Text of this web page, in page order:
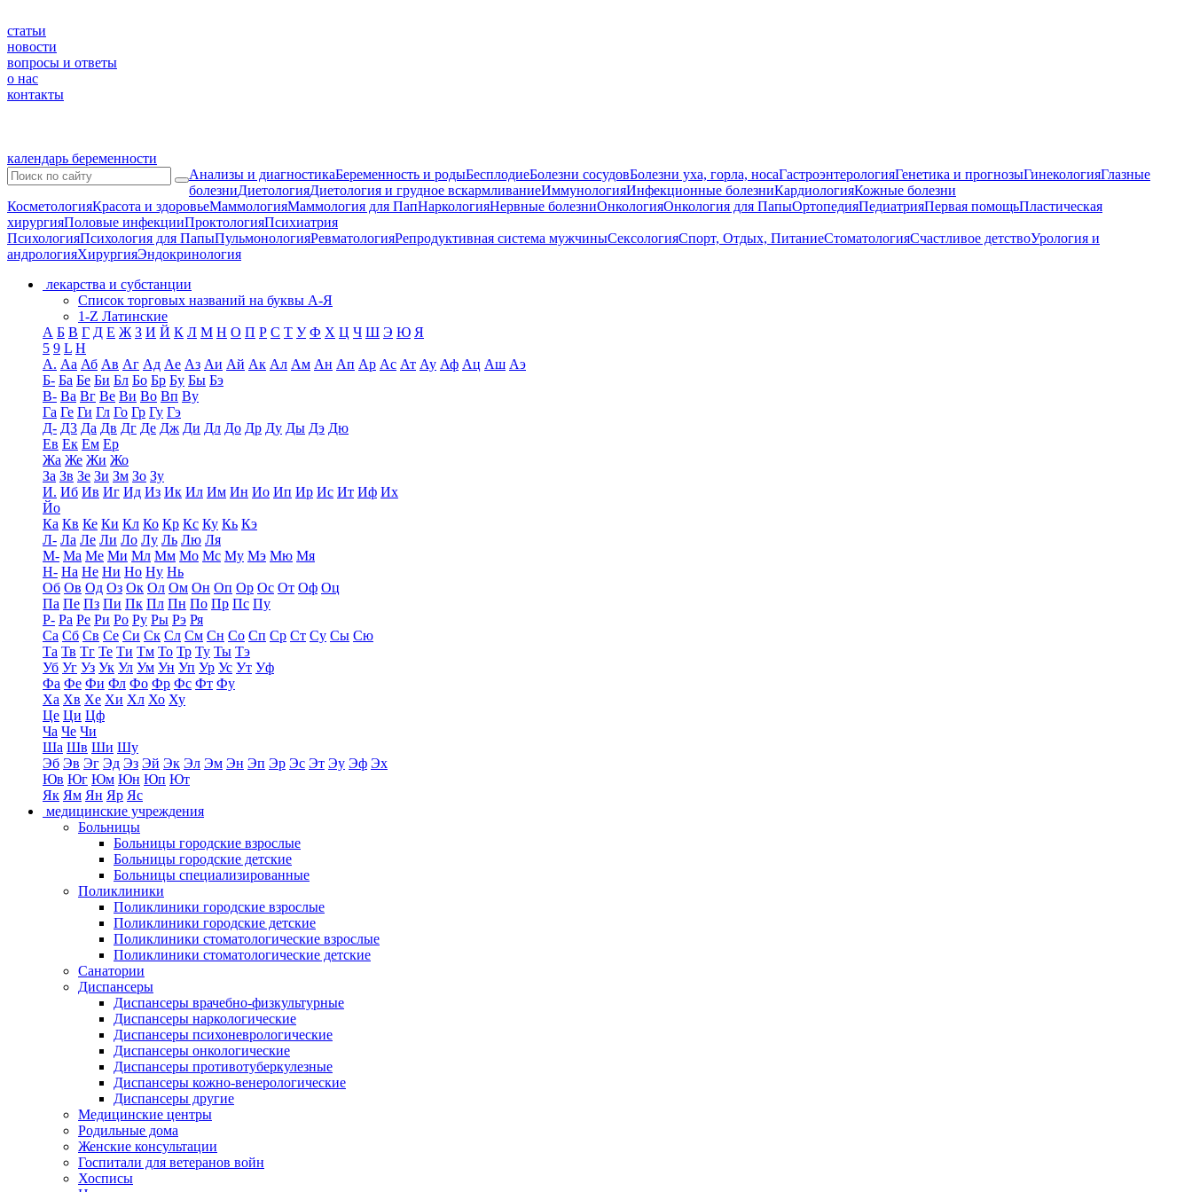
статьи
новости
вопросы и ответы
о нас
контакты
календарь беременности
Анализы и диагностикаБеременность и родыБесплодиеБолезни сосудовБолезни уха, горла, носаГастроэнтерологияГенетика и прогнозыГинекологияГлазные
болезниДиетологияДиетология и грудное вскармливаниеИммунологияИнфекционные болезниКардиологияКожные болезни
КосметологияКрасота и здоровьеМаммологияМаммология для ПапНаркологияНервные болезниОнкологияОнкология для ПапыОртопедияПедиатрияПервая помощьПластическая
хирургияПоловые инфекцииПроктологияПсихиатрия
ПсихологияПсихология для ПапыПульмонологияРевматологияРепродуктивная система мужчиныСексологияСпорт, Отдых, ПитаниеСтоматологияСчастливое детствоУрология и
андрологияХирургияЭндокринология
лекарства и субстанции
Список торговых названий на буквы А-Я
1-Z Латинские
А Б В Г Д Е Ж З И Й К Л М Н О П Р С Т У Ф Х Ц Ч Ш Э Ю Я
5 9 L H
А. Аа Аб Ав Аг Ад Ае Аз Аи Ай Ак Ал Ам Ан Ап Ар Ас Ат Ау Аф Ац Аш Аэ
Б- Ба Бе Би Бл Бо Бр Бу Бы Бэ
В- Ва Вг Ве Ви Во Вп Ву
Га Ге Ги Гл Го Гр Гу Гэ
Д- Д3 Да Дв Дг Де Дж Ди Дл До Др Ду Ды Дэ Дю
Ев Ек Ем Ер
Жа Же Жи Жо
За Зв Зе Зи Зм Зо Зу
И. Иб Ив Иг Ид Из Ик Ил Им Ин Ио Ип Ир Ис Ит Иф Их
Йо
Ка Кв Ке Ки Кл Ко Кр Кс Ку Кь Кэ
Л- Ла Ле Ли Ло Лу Ль Лю Ля
М- Ма Ме Ми Мл Мм Мо Мс Му Мэ Мю Мя
Н- На Не Ни Но Ну Нь
Об Ов Од Оз Ок Ол Ом Он Оп Ор Ос От Оф Оц
Па Пе Пз Пи Пк Пл Пн По Пр Пс Пу
Р- Ра Ре Ри Ро Ру Ры Рэ Ря
Са Сб Св Се Си Ск Сл См Сн Со Сп Ср Ст Су Сы Сю
Та Тв Тг Те Ти Тм То Тр Ту Ты Тэ
Уб Уг Уз Ук Ул Ум Ун Уп Ур Ус Ут Уф
Фа Фе Фи Фл Фо Фр Фс Фт Фу
Ха Хв Хе Хи Хл Хо Ху
Це Ци Цф
Ча Че Чи
Ша Шв Ши Шу
Эб Эв Эг Эд Эз Эй Эк Эл Эм Эн Эп Эр Эс Эт Эу Эф Эх
Юв Юг Юм Юн Юп Ют
Як Ям Ян Яр Яс
медицинские учреждения
Больницы
Больницы городские взрослые
Больницы городские детские
Больницы специализированные
Поликлиники
Поликлиники городские взрослые
Поликлиники городские детские
Поликлиники стоматологические взрослые
Поликлиники стоматологические детские
Санатории
Диспансеры
Диспансеры врачебно-физкультурные
Диспансеры наркологические
Диспансеры психоневрологические
Диспансеры онкологические
Диспансеры противотуберкулезные
Диспансеры кожно-венерологические
Диспансеры другие
Медицинские центры
Родильные дома
Женские консультации
Госпитали для ветеранов войн
Хосписы